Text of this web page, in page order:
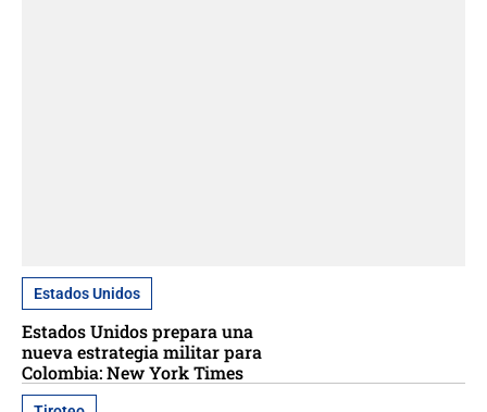
Estados Unidos
Estados Unidos prepara una
nueva estrategia militar para
Colombia: New York Times